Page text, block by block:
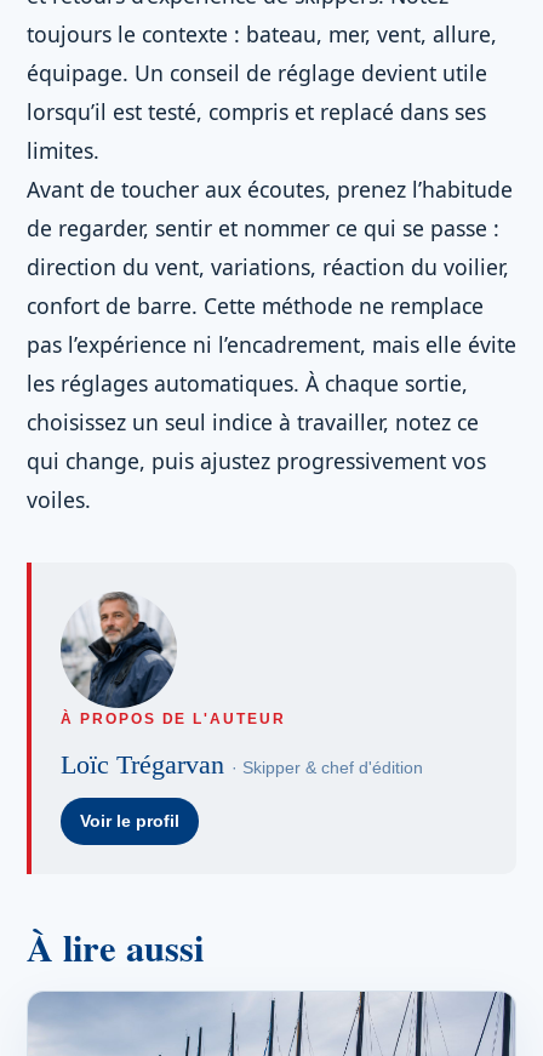
toujours le contexte : bateau, mer, vent, allure,
équipage. Un conseil de réglage devient utile
lorsqu’il est testé, compris et replacé dans ses
limites.
Avant de toucher aux écoutes, prenez l’habitude
de regarder, sentir et nommer ce qui se passe :
direction du vent, variations, réaction du voilier,
confort de barre. Cette méthode ne remplace
pas l’expérience ni l’encadrement, mais elle évite
les réglages automatiques. À chaque sortie,
choisissez un seul indice à travailler, notez ce
qui change, puis ajustez progressivement vos
voiles.
À PROPOS DE L'AUTEUR
Loïc Trégarvan · Skipper & chef d'édition
Voir le profil
À lire aussi